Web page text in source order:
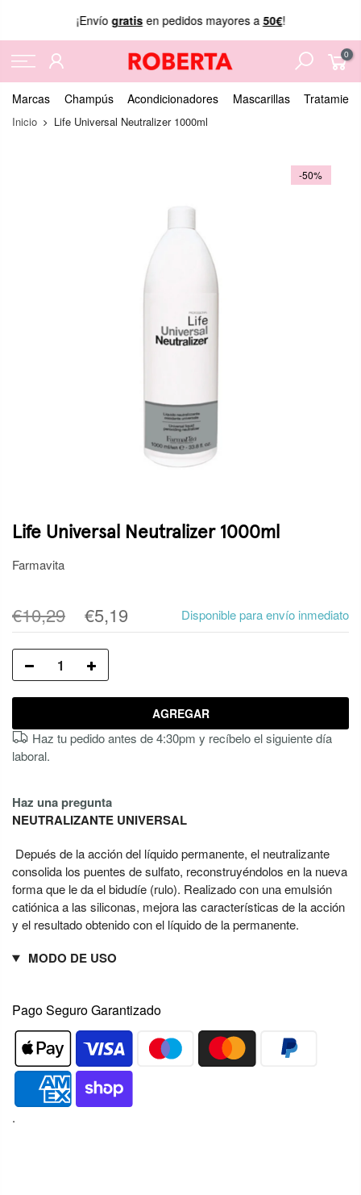
¡Envío gratisen pedidos mayores a 50€!
0
Marcas Champús Acondicionadores Mascarillas
Inicio Life Universal Neutralizer 1000ml
-50%
Life Universal Neutralizer 1000ml
Farmavita
€10,29 €5,19 Disponible para envío inmediato
AGREGAR
Haz tu pedido antes de 4:30pm y recíbelo el siguiente día
laboral.
Haz una pregunta
NEUTRALIZANTE UNIVERSAL
Depués de la acción del líquido permanente, el neutralizante
consolida los puentes de sulfato, reconstruyéndolos en la nueva
forma que le da el bidudíe (rulo). Realizado con una emulsión
catiónica a las siliconas, mejora las características de la acción
y el resultado obtenido con el líquido de la permanente.
MODO DE USO
Pago Seguro Garantizado
.